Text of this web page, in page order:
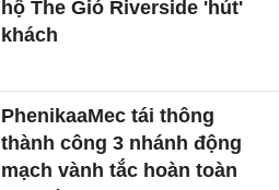
hộ The Gió Riverside 'hút'
khách
PhenikaaMec tái thông
thành công 3 nhánh động
mạch vành tắc hoàn toàn